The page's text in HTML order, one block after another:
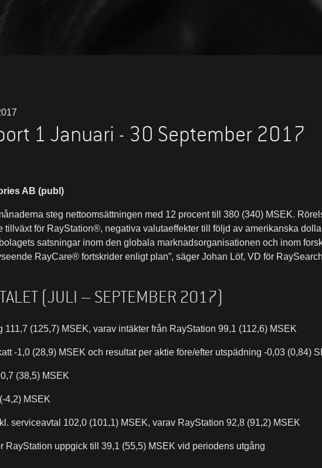
1 Januari - 30 September 2017
AB (publ)
steg nettoomsättningen med 12 procent till 380 (340) MSEK.
tillväxt för RayStation®, negativa valutaeffekter till följd av amerikanska
satsningar inom den globala marknadsorganisationen och inom
RayCare® fortskrider enligt plan”, säger Johan Löf, VD för
(JULI – SEPTEMBER 2017)
111,7 (125,7) MSEK, varav intäkter från RayStation 99,1 (112,6) MSEK
-1,0 (28,9) MSEK och resultat per aktie före/efter utspädning -0,03 (0,84)
(38,5) MSEK
4,2) MSEK
serviceavtal 102,0 (101,1) MSEK, varav RayStation 92,8 (91,2) MSEK
RayStation uppgick till 39,1 (55,5) MSEK vid periodens utgång